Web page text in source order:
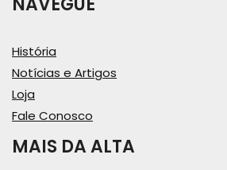
História
Notícias e Artigos
Loja
Fale Conosco
MAIS DA ALTA